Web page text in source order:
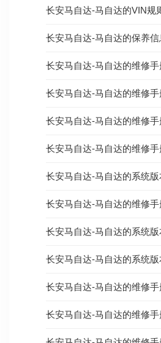
长安马自达-马自达的VIN规
长安马自达-马自达的保养
长安马自达-马自达的维修
长安马自达-马自达的维修
长安马自达-马自达的维修
长安马自达-马自达的维修
长安马自达-马自达的系统
长安马自达-马自达的维修
长安马自达-马自达的系统
长安马自达-马自达的系统
长安马自达-马自达的维修
长安马自达-马自达的维修